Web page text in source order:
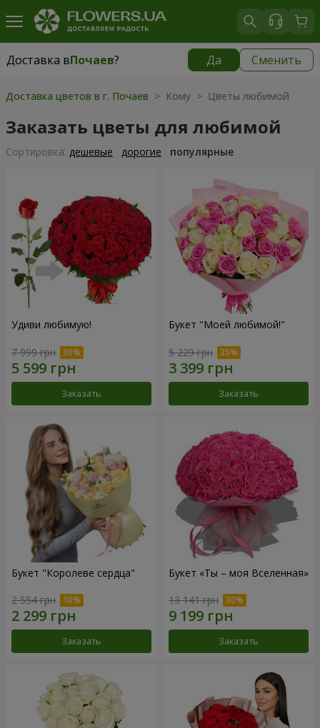
Доставка вПочаев? Да Сменить
Доставка вПочаев|
Доставка цветов в г. Почаев > Кому > Цветы любимой
Заказать цветы для любимой
Cортировка: дешевые дорогие популярные
Удиви любимую!
7 999 грн
Заказать
Букет "Моей любимой!"
5 229 грн
Заказать
Букет "Королеве сердца"
2 554 грн
Заказать
Букет «Ты – моя Вселенная»
13 141 грн
Заказать